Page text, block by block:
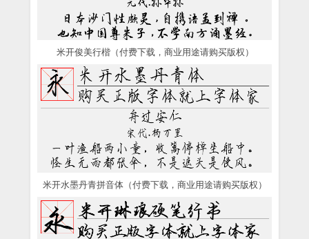
米开俊美行楷（付费下载，商业用途请购买版权）
米开水墨丹青拼音体（付费下载，商业用途请购买版权）